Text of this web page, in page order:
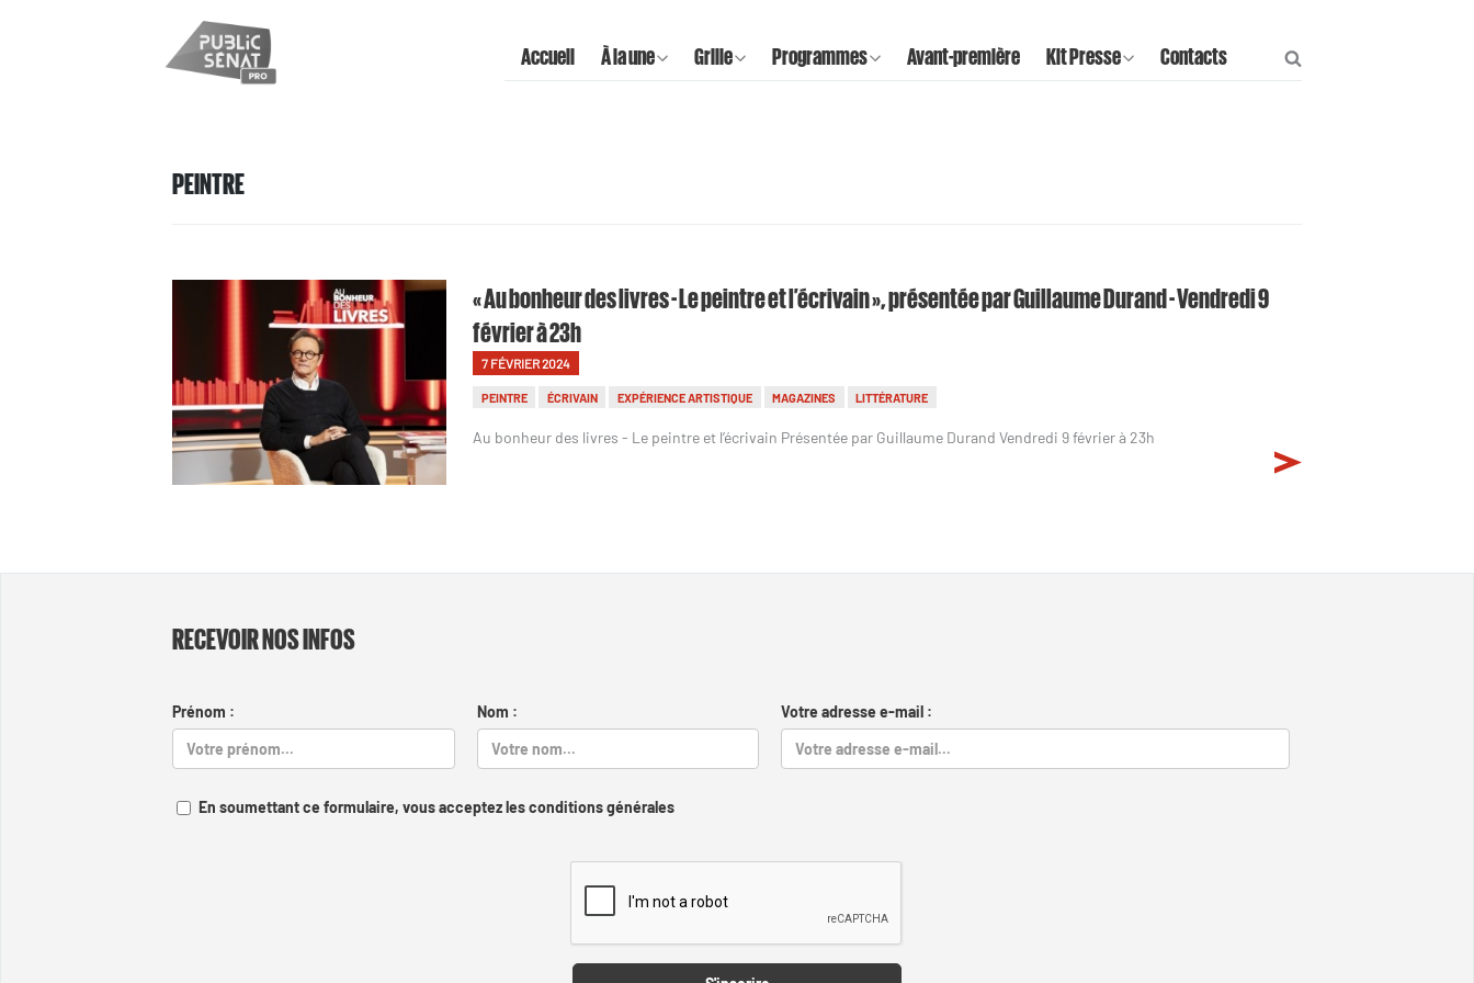
Accueil À la une Grille Programmes Avant-première Kit Presse Contacts
PEINTRE
« Au bonheur des livres - Le peintre et l’écrivain », présentée par Guillaume Durand - Vendredi 9
février à 23h
7 FÉVRIER 2024
PEINTRE ÉCRIVAIN EXPÉRIENCE ARTISTIQUE MAGAZINES LITTÉRATURE
Au bonheur des livres - Le peintre et l’écrivain Présentée par Guillaume Durand Vendredi 9 février à 23h
RECEVOIR NOS INFOS
Prénom : Nom : Votre adresse e-mail :
En soumettant ce formulaire, vous acceptez les conditions générales